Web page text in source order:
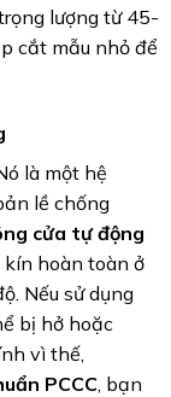
lượng từ 45-
cắt mẫu nhỏ để
là một hệ
lề chống
cửa tự động
kín hoàn toàn ở
Nếu sử dụng
bị hở hoặc
vì thế,
PCCC , bạn